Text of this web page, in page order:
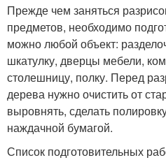
Прежде чем заняться
предметов, необходимо
можно любой объект:
шкатулку, дверцы мебели,
столешницу, полку. Перед
дерева нужно очистить от
выровнять, сделать
наждачной бумагой.
Список подготовительных